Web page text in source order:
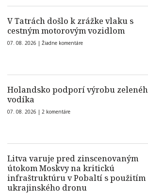
V Tatrách došlo k zrážke vlaku s
cestným motorovým vozidlom
07. 08. 2026 | Žiadne komentáre
Holandsko podporí výrobu
vodíka
07. 08. 2026 | 2 komentáre
Litva varuje pred zinscenovaným
útokom Moskvy na kritickú
infraštruktúru v Pobaltí s použitím
ukrajinského dronu